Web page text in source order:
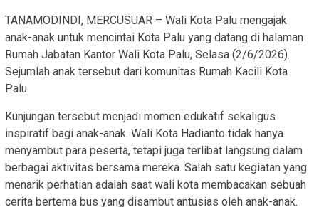
TANAMODINDI, MERCUSUAR – Wali Kota Palu mengajak
anak-anak untuk mencintai Kota Palu yang datang di halaman
Rumah Jabatan Kantor Wali Kota Palu, Selasa (2/6/2026).
Sejumlah anak tersebut dari komunitas Rumah Kacili Kota
Palu.
Kunjungan tersebut menjadi momen edukatif sekaligus
inspiratif bagi anak-anak. Wali Kota Hadianto tidak hanya
menyambut para peserta, tetapi juga terlibat langsung dalam
berbagai aktivitas bersama mereka. Salah satu kegiatan yang
menarik perhatian adalah saat wali kota membacakan sebuah
cerita bertema bus yang disambut antusias oleh anak-anak.